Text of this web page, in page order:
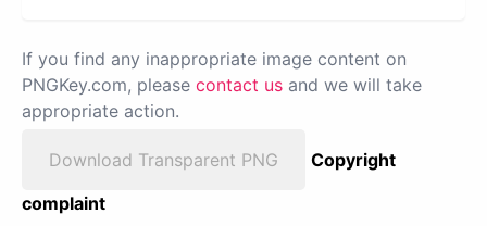
If you find any inappropriate image content on
PNGKey.com, please contact us and we will take
appropriate action.
Download Transparent PNG
Copyright
complaint